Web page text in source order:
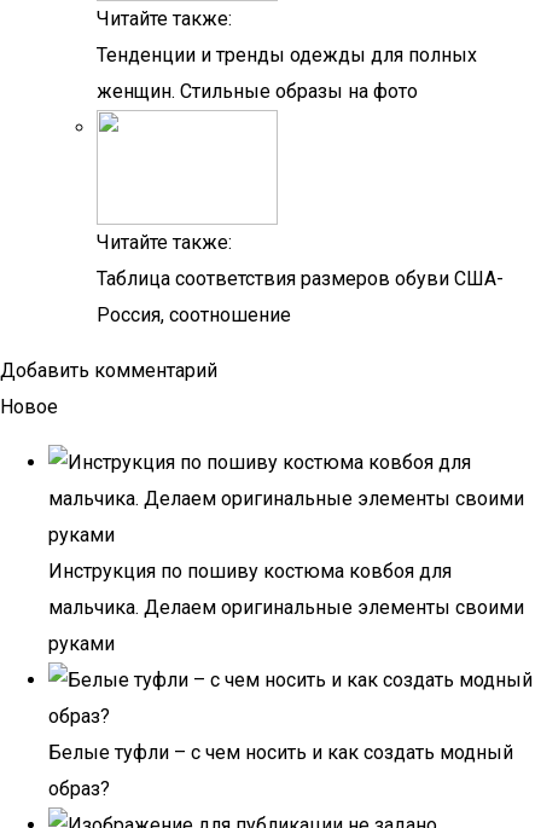
Читайте также:
Тенденции и тренды одежды для полных
женщин. Стильные образы на фото
Читайте также:
Таблица соответствия размеров обуви США-
Россия, соотношение
Добавить комментарий
Новое
Инструкция по пошиву костюма ковбоя для
мальчика. Делаем оригинальные элементы своими
руками
Белые туфли – с чем носить и как создать модный
образ?